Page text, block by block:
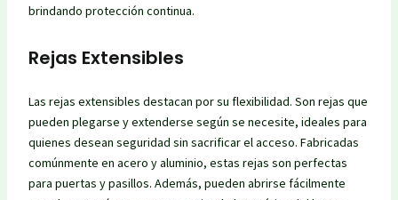
brindando protección continua.
Rejas Extensibles
Las rejas extensibles destacan por su flexibilidad. Son rejas que
pueden plegarse y extenderse según se necesite, ideales para
quienes desean seguridad sin sacrificar el acceso. Fabricadas
comúnmente en acero y aluminio, estas rejas son perfectas
para puertas y pasillos. Además, pueden abrirse fácilmente